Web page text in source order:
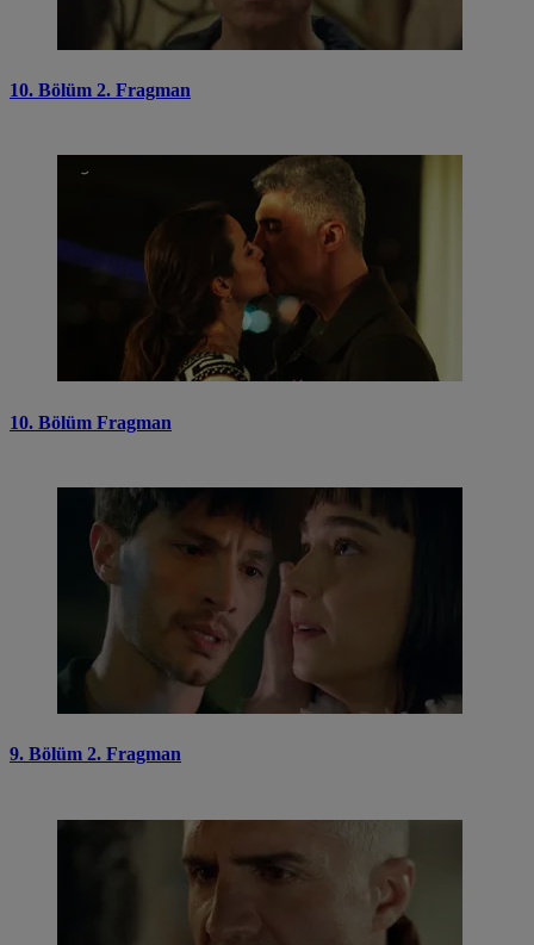
10. Bölüm 2. Fragman
10. Bölüm Fragman
9. Bölüm 2. Fragman